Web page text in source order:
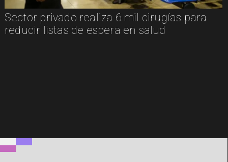
Sector privado realiza 6 mil cirugías para
reducir listas de espera en salud